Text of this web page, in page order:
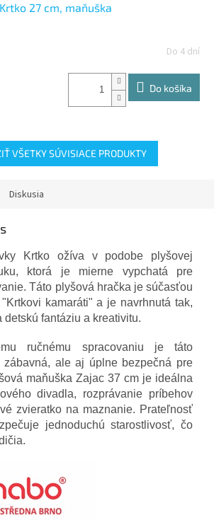
Krtko 27 cm, maňuška
Do 4 dní
Do košíka
VŠETKY SÚVISIACE PRODUKTY
Diskusia
Krtko ožíva v podobe plyšovej
ktorá je mierne vypchatá pre
Táto plyšová hračka je súčasťou
kamaráti" a je navrhnutá tak,
detskú fantáziu a kreativitu.
ručnému spracovaniu je táto
zábavná, ale aj úplne bezpečná pre
maňuška Zajac 37 cm je ideálna
divadla, rozprávanie príbehov
zvieratko na maznanie. Prateľnosť
jednoduchú starostlivosť, čo